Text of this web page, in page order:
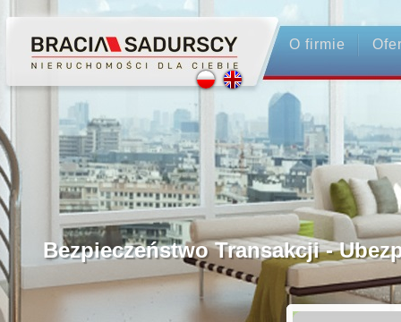
O firmie
Profesjonalne Pośrednictwo
Bezpieczeństwo Transakcji -
Licencjonowani Pośrednicy